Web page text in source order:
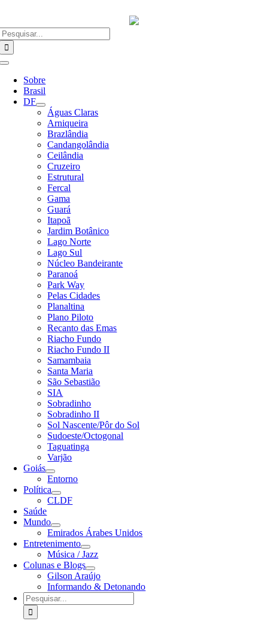
o
conteúdo
Alternar
Navegação
Sobre
Brasil
DF
Águas Claras
Arniqueira
Brazlândia
Candangolândia
Ceilândia
Cruzeiro
Estrutural
Fercal
Gama
Guará
Itapoã
Jardim Botânico
Lago Norte
Lago Sul
Núcleo Bandeirante
Paranoá
Park Way
Pelas Cidades
Planaltina
Plano Piloto
Recanto das Emas
Riacho Fundo
Riacho Fundo II
Samambaia
Santa Maria
São Sebastião
SIA
Sobradinho
Sobradinho II
Sol Nascente/Pôr do Sol
Sudoeste/Octogonal
Taguatinga
Varjão
Goiás
Entorno
Política
CLDF
Saúde
Mundo
Emirados Árabes Unidos
Entretenimento
Música / Jazz
Colunas e Blogs
Gilson Araújo
Informando & Detonando
Buscar
resultados
para: